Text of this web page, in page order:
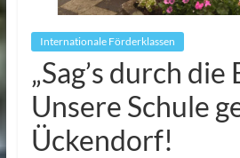
Internationale Förderklassen
„Sag’s durch die
Unsere Schule
Ückendorf!